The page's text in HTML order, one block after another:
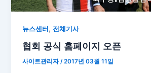
뉴스센터, 전체기사
협회 공식 홈페이지 오픈
사이트관리자/2017년 03월 11일